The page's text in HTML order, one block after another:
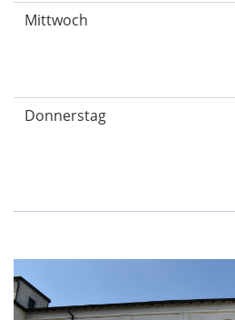
Mittwoch
Donnerstag